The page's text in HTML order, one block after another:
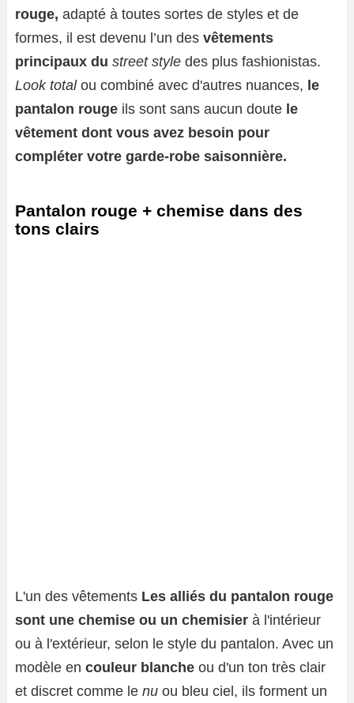
rouge, adapté à toutes sortes de styles et de
formes, il est devenu l’un des vêtements
principaux du street style des plus fashionistas.
Look totalou combiné avec d'autres nuances, le
pantalon rouge ils sont sans aucun doute le
vêtement dont vous avez besoin pour
compléter votre garde-robe saisonnière.
Pantalon rouge + chemise dans des
tons clairs
L'un des vêtements Les alliés du pantalon rouge
sont une chemise ou un chemisier à l'intérieur
ou à l'extérieur, selon le style du pantalon. Avec un
modèle en couleur blanche ou d'un ton très clair
et discret comme le nu ou bleu ciel, ils forment un